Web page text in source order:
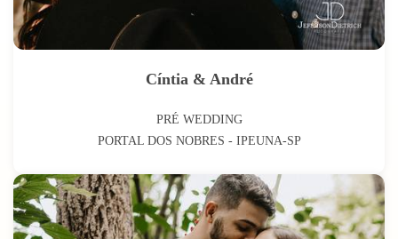
Cíntia & André
PRÉ WEDDING
PORTAL DOS NOBRES - IPEUNA-SP